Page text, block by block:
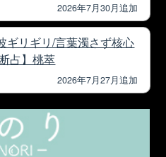
2026年7月30月追加
ギリギリ/言葉濁さず核心
占】桃萃
2026年7月27月追加